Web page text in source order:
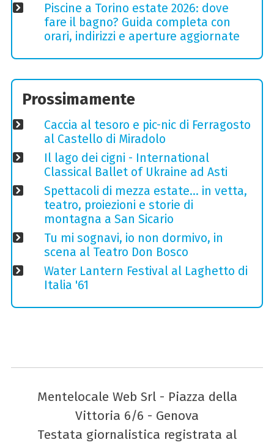
Piscine a Torino estate 2026: dove
fare il bagno? Guida completa con
orari, indirizzi e aperture aggiornate
Prossimamente
Caccia al tesoro e pic-nic di Ferragosto
al Castello di Miradolo
Il lago dei cigni - International
Classical Ballet of Ukraine ad Asti
Spettacoli di mezza estate… in vetta,
teatro, proiezioni e storie di
montagna a San Sicario
Tu mi sognavi, io non dormivo, in
scena al Teatro Don Bosco
Water Lantern Festival al Laghetto di
Italia '61
Mentelocale Web Srl - Piazza della
Vittoria 6/6 - Genova
Testata giornalistica registrata al